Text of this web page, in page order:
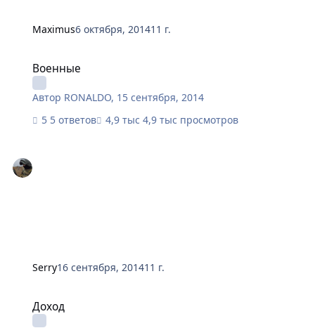
Maximus6 октября, 201411 г.
Военные
Автор RONALDO, 15 сентября, 2014
5 ответов
4,9 тыс просмотров
Serry16 сентября, 201411 г.
Доход